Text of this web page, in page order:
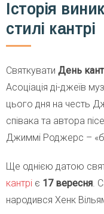
Історія
стилі кантрі
Святкувати День
Асоціація ді-джеїв
цього дня на честь
співака та автора
Джиммі Роджерс –
Ще однією датою
кантрі є 17 вересня .
народився Хенк